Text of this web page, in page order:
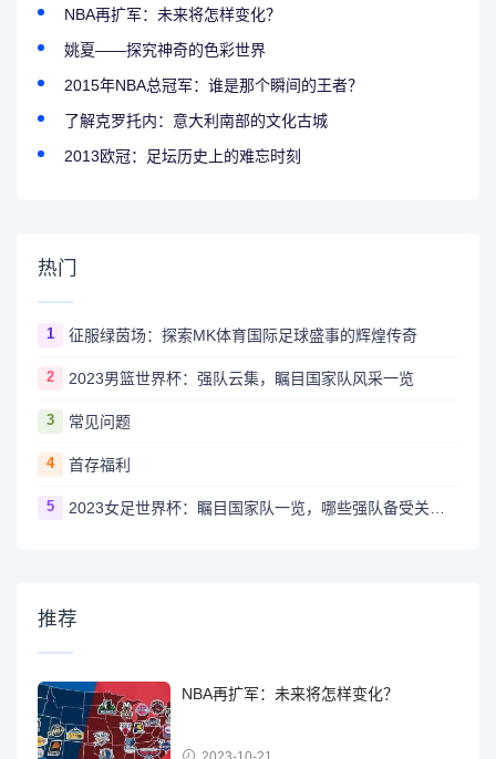
NBA再扩军：未来将怎样变化？
姚夏——探究神奇的色彩世界
2015年NBA总冠军：谁是那个瞬间的王者？
了解克罗托内：意大利南部的文化古城
2013欧冠：足坛历史上的难忘时刻
热门
1 征服绿茵场：探索MK体育国际足球盛事的辉煌传奇
2 2023男篮世界杯：强队云集，瞩目国家队风采一览
3 常见问题
4 首存福利
5 2023女足世界杯：瞩目国家队一览，哪些强队备受关注？
推荐
NBA再扩军：未来将怎样变化？